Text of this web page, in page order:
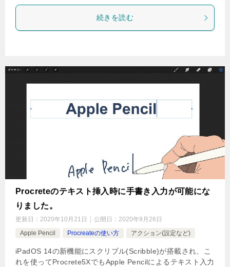
続きを読む
Procreteのテキスト挿入時に手書き入力が可能にな
りました。
更新日： 2020年10月21日 公開日： 2020年9月26日
Apple Pencil
Procreateの使い方 アクション(設定など)
iPadOS 14の新機能にスクリブル(Scribble)が搭載され、こ
れを使ってProcrete5XでもApple Pencilによるテキスト入力